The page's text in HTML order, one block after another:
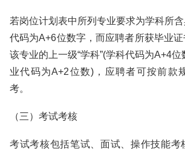
若岗位计划表中所列专业要求为学科所
代码为A+6位数字，而应聘者所获毕业
该专业的上一级“学科”(学科代码为A+4位
业代码为A+2位数)，应聘者可按前款
考。
（三）考试考核
考试考核包括笔试、面试、操作技能考